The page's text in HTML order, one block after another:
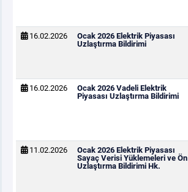
16.02.2026
Ocak 2026 Elektrik Piyasası
Uzlaştırma Bildirimi
16.02.2026
Ocak 2026 Vadeli Elektrik
Piyasası Uzlaştırma Bildirimi
11.02.2026
Ocak 2026 Elektrik Piyasası
Sayaç Verisi Yüklemeleri ve Ön
Uzlaştırma Bildirimi Hk.